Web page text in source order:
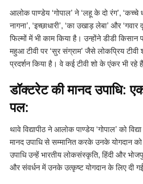
आलोक पाण्डेय ‘गोपाल’ ने ‘लहू के दो रंग’, ‘कच्चे
नागना’, ‘इच्छाधारी’, ‘का उखाड़ लेबा’ और
फिल्मों में भी काम किया है। उन्होंने डीडी किसान
महुआ टीवी पर ‘सुर संग्राम’ जैसे लोकप्रिय टीवी
प्रदर्शन किया है। वे कई टीवी शो के एंकर भी रहे
डॉक्टरेट की मानद उपाधि:
पल:
थावे विद्यापीठ ने आलोक पाण्डेय ‘गोपाल’ को
मानद उपाधि से सम्मानित करके उनके योगदान को
उपाधि उन्हें भारतीय लोकसंस्कृति, हिंदी और
और संवर्धन में उनके उत्कृष्ट योगदान के लिए दी